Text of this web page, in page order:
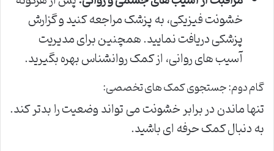
خشونت فیزیکی، به پزشک مراجعه کنید و گزارش
پزشکی دریافت نمایید. همچنین برای مدیریت
آسیب های روانی، از کمک روانشناس بهره بگیرید.
گام دوم: جستجوی کمک های تخصصی:
تنها ماندن در برابر خشونت می تواند وضعیت را بدتر کند.
به دنبال کمک حرفه ای باشید.